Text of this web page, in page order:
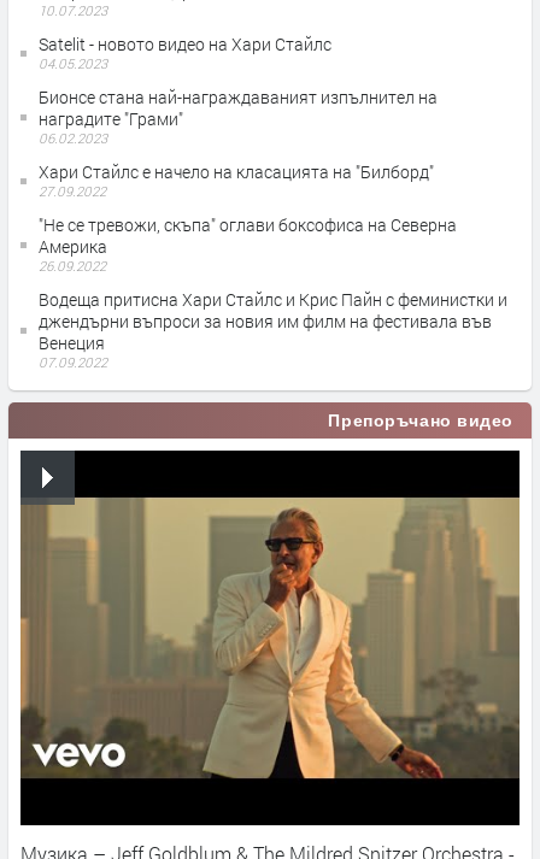
10.07.2023
Satelit - новото видео на Хари Стайлс
04.05.2023
Бионсе стана най-награждаваният изпълнител на
наградите "Грами"
06.02.2023
Хари Стайлс е начело на класацията на "Билборд"
27.09.2022
"Не се тревожи, скъпа" оглави боксофиса на Северна
Америка
26.09.2022
Водеща притисна Хари Стайлс и Крис Пайн с феминистки и
джендърни въпроси за новия им филм на фестивала във
Венеция
07.09.2022
Препоръчано видео
Музика – Jeff Goldblum & The Mildred Snitzer Orchestra -